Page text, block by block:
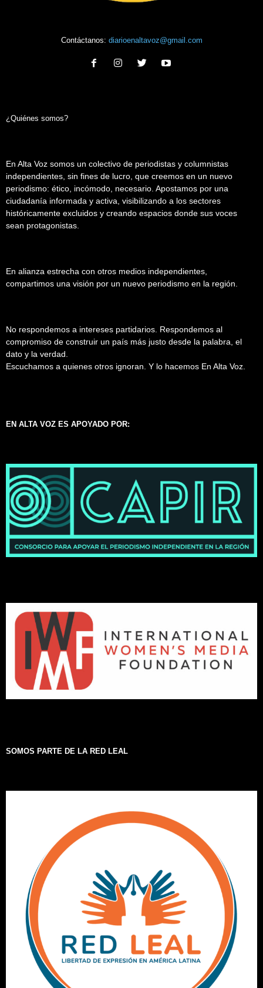
Contáctanos: diarioenaltavoz@gmail.com
¿Quiénes somos?
En Alta Voz somos un colectivo de periodistas y columnistas
independientes, sin fines de lucro, que creemos en un nuevo
periodismo: ético, incómodo, necesario. Apostamos por una
ciudadanía informada y activa, visibilizando a los sectores
históricamente excluidos y creando espacios donde sus voces
sean protagonistas.
En alianza estrecha con otros medios independientes,
compartimos una visión por un nuevo periodismo en la región.
No respondemos a intereses partidarios. Respondemos al
compromiso de construir un país más justo desde la palabra, el
dato y la verdad.
Escuchamos a quienes otros ignoran. Y lo hacemos En Alta Voz.
EN ALTA VOZ ES APOYADO POR:
SOMOS PARTE DE LA RED LEAL